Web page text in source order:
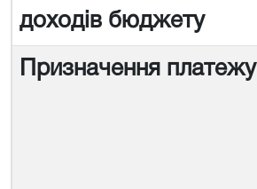
доходів бюджету
Призначення платежу